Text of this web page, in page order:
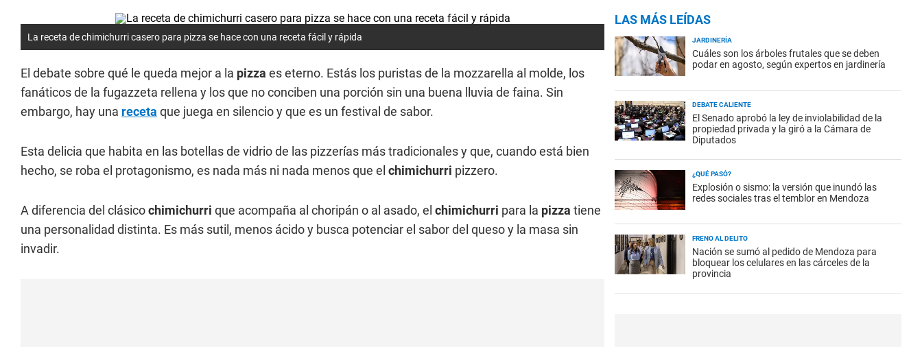
La receta de chimichurri casero para pizza se hace con una receta fácil y rápida
El debate sobre qué le queda mejor a la pizza es eterno. Estás los puristas de la mozzarella al molde, los
fanáticos de la fugazzeta rellena y los que no conciben una porción sin una buena lluvia de faina. Sin
embargo, hay una receta que juega en silencio y que es un festival de sabor.
Esta delicia que habita en las botellas de vidrio de las pizzerías más tradicionales y que, cuando está bien
hecho, se roba el protagonismo, es nada más ni nada menos que el chimichurri pizzero.
A diferencia del clásicochimichurri que acompaña al choripán o al asado, el chimichurri para la pizza tiene
una personalidad distinta. Es más sutil, menos ácido y busca potenciar el sabor del queso y la masa sin
invadir.
LAS MÁS LEÍDAS
JARDINERÍA
Cuáles son los árboles frutales que se deben
podar en agosto, según expertos en jardinería
DEBATE CALIENTE
El Senado aprobó la ley de inviolabilidad de la
propiedad privada y la giró a la Cámara de
Diputados
¿QUÉ PASÓ?
Explosión o sismo: la versión que inundó las
redes sociales tras el temblor en Mendoza
FRENO AL DELITO
Nación se sumó al pedido de Mendoza para
bloquear los celulares en las cárceles de la
provincia